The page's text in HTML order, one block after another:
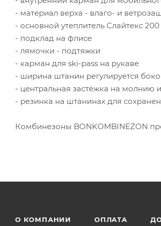
- материал верха - влаго- и
- основной утеплитель Слайтекс
- подклад на флисе
- лямочки - подтяжки
- карман для ski-pass на рукаве
- ширина штанин регулируется
- центральная застёжка на молнию
- резинка на штанинах для
Комбинезоны BONKOMBINEZON
О КОМПАНИИ ОПЛАТА